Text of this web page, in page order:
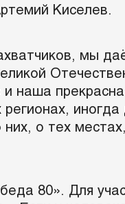
Киселев.
мы
наша
о тех
80». Для